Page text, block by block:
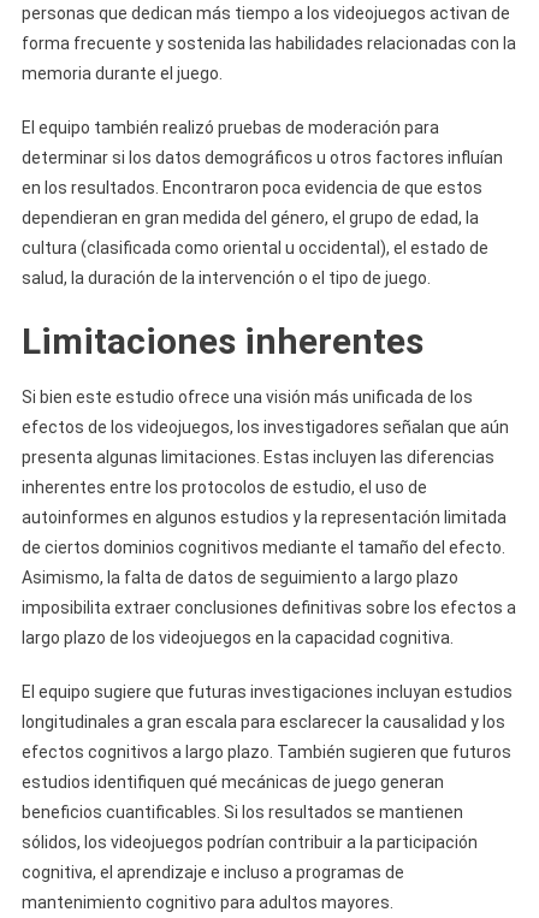
personas que dedican más tiempo a los videojuegos activan de
forma frecuente y sostenida las habilidades relacionadas con la
memoria durante el juego.
El equipo también realizó pruebas de moderación para
determinar si los datos demográficos u otros factores influían
en los resultados. Encontraron poca evidencia de que estos
dependieran en gran medida del género, el grupo de edad, la
cultura (clasificada como oriental u occidental), el estado de
salud, la duración de la intervención o el tipo de juego.
Limitaciones inherentes
Si bien este estudio ofrece una visión más unificada de los
efectos de los videojuegos, los investigadores señalan que aún
presenta algunas limitaciones. Estas incluyen las diferencias
inherentes entre los protocolos de estudio, el uso de
autoinformes en algunos estudios y la representación limitada
de ciertos dominios cognitivos mediante el tamaño del efecto.
Asimismo, la falta de datos de seguimiento a largo plazo
imposibilita extraer conclusiones definitivas sobre los efectos a
largo plazo de los videojuegos en la capacidad cognitiva.
El equipo sugiere que futuras investigaciones incluyan estudios
longitudinales a gran escala para esclarecer la causalidad y los
efectos cognitivos a largo plazo. También sugieren que futuros
estudios identifiquen qué mecánicas de juego generan
beneficios cuantificables. Si los resultados se mantienen
sólidos, los videojuegos podrían contribuir a la participación
cognitiva, el aprendizaje e incluso a programas de
mantenimiento cognitivo para adultos mayores.